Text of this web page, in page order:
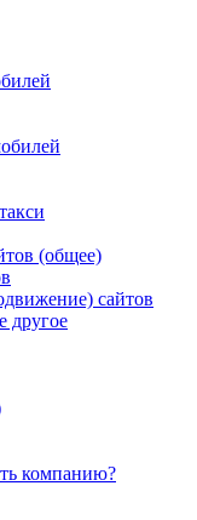
(общее)
сайтов
другое
компанию?